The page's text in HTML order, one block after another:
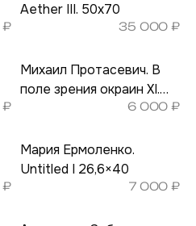
₽
₽
₽
Aether III. 50х70
35 000₽
Михаил Протасевич. В
поле зрения окраин XI.
6 000₽
Мария Ермоленко.
Untitled I 26,6×40
7 000₽